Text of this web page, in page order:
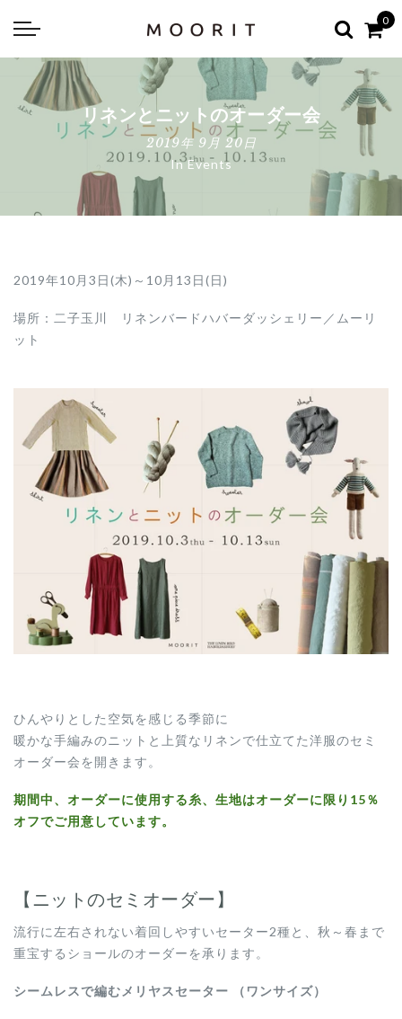
Back
about
Diary
編み物はじめて教室：かぎ針編
編み物はじめて教室：棒針編
Errata お詫びと訂正
Back
online shop
Yarns
Tools & Notions
Patterns & Books
0
リネンとニットのオーダー会
2019年 9月 20日
InEvents
2019年10 月 3 日(木) ～ 10 月 13 日(日)
場所：二子玉川 リネンバードハバーダッシェリー／ムーリ
ット
ひんやりとした空気を感じる季節に
暖かな手編みのニットと上質なリネンで仕立てた洋服のセミ
オーダー会を開きます。
期間中、オーダーに使用する糸、生地はオーダーに限り15％
オフでご用意しています。
【ニットのセミオーダー】
流行に左右されない着回しやすいセーター2種と、秋～春まで
重宝するショールのオーダーを承ります。
シームレスで編むメリヤスセーター （ワンサイズ）